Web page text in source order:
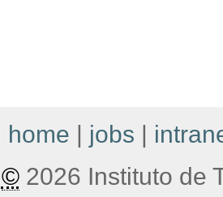
home | jobs |
©2026 Instituto de